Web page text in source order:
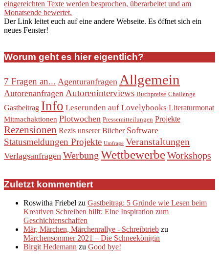
eingereichten Texte werden besprochen, überarbeitet und am
Monatsende bewertet.
Der Link leitet euch auf eine andere Webseite. Es öffnet sich ein
neues Fenster!
Worum geht es hier eigentlich?
7 Fragen an... Agenturanfragen Allgemein
Autorenanfragen Autoreninterviews Buchpreise Challenge
Gastbeitrag Info Leserunden auf Lovelybooks Literaturmonat
Mitmachaktionen Plotwochen Pressemitteilungen Projekte
Rezensionen Rezis unserer Bücher Software
Statusmeldungen Projekte Umfrage Veranstaltungen
Verlagsanfragen Werbung WettbewerbeWorkshops
Zuletzt kommentiert
Roswitha Friebel zu Gastbeitrag: 5 Gründe wie Lesen beim
Kreativen Schreiben hilft: Eine Inspiration zum
Geschichtenschaffen
Mär, Märchen, Märchenrallye - Schreibtrieb zu
Märchensommer 2021 – Die Schneekönigin
Birgit Hedemann zu Good bye!